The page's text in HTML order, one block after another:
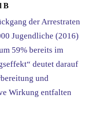
B
der Arrestraten
Jugendliche (2016)
59% bereits im
deutet darauf
und
Wirkung entfalten